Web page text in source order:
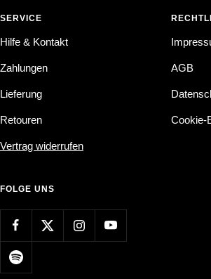
SERVICE
Hilfe & Kontakt
Zahlungen
Lieferung
Retouren
Vertrag widerrufen
AGB
Cookie-
FOLGE UNS